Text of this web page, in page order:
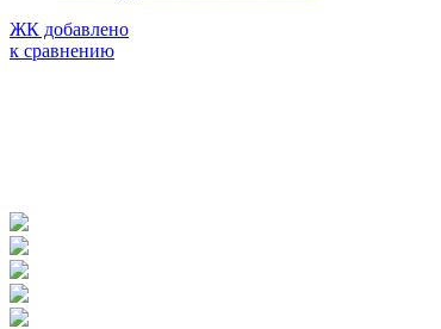
ЖК добавлено
к сравнению